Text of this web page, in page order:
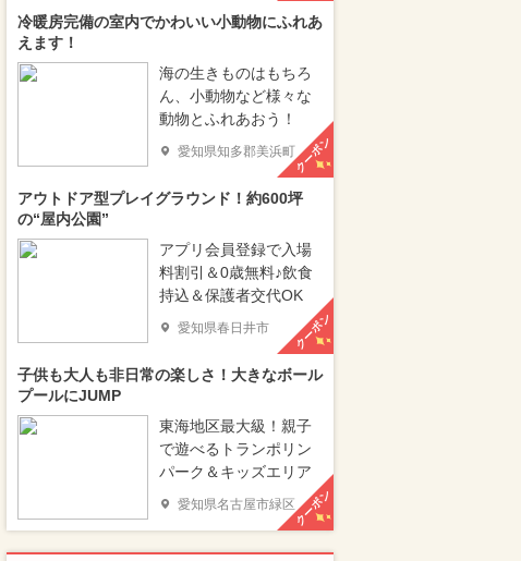
冷暖房完備の室内でかわいい小動物にふれあ
えます！
海の生きものはもちろ
ん、小動物など様々な
動物とふれあおう！
愛知県知多郡美浜町クーポン
アウトドア型プレイグラウンド！約600坪
の“屋内公園”
アプリ会員登録で入場
料割引＆0歳無料♪飲食
持込＆保護者交代OK
愛知県春日井市 クーポン
子供も大人も非日常の楽しさ！大きなボール
プールにJUMP
東海地区最大級！親子
で遊べるトランポリン
パーク＆キッズエリア
愛知県名古屋市緑区クーポン